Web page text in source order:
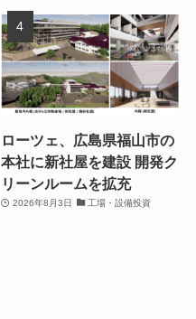
ローツェ、広島県福山市の
本社に新社屋を建設 開発ク
リーンルームを拡充
2026年8月3日 工場・設備投資